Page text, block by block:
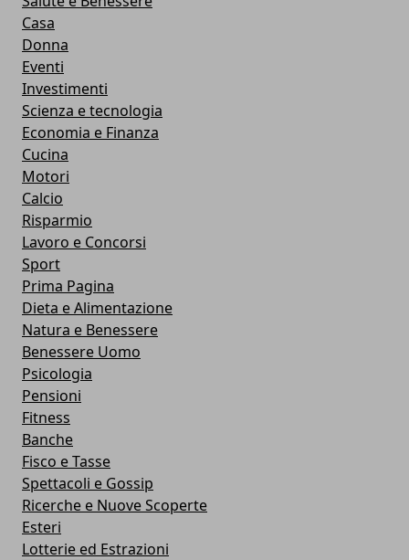
Casa
Donna
Eventi
Investimenti
Scienza e tecnologia
Economia e Finanza
Cucina
Motori
Calcio
Risparmio
Lavoro e Concorsi
Sport
Prima Pagina
Dieta e Alimentazione
Natura e Benessere
Benessere Uomo
Psicologia
Pensioni
Fitness
Banche
Fisco e Tasse
Spettacoli e Gossip
Ricerche e Nuove Scoperte
Esteri
Lotterie ed Estrazioni